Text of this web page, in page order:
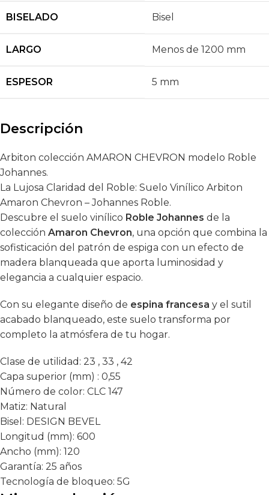
BISELADO Bisel
LARGO Menos de 1200 mm
ESPESOR 5 mm
Descripción
Arbiton colección AMARON CHEVRON modelo Roble
Johannes.
La Lujosa Claridad del Roble: Suelo Vinílico Arbiton
Amaron Chevron – Johannes Roble.
Descubre el suelo vinílico Roble Johannes de la
colección Amaron Chevron, una opción que combina la
sofisticación del patrón de espiga con un efecto de
madera blanqueada que aporta luminosidad y
elegancia a cualquier espacio.
Con su elegante diseño de espina francesa y el sutil
acabado blanqueado, este suelo transforma por
completo la atmósfera de tu hogar.
Clase de utilidad: 23 , 33 , 42
Capa superior (mm) : 0,55
Número de color: CLC 147
Matiz: Natural
Bisel: DESIGN BEVEL
Longitud (mm): 600
Ancho (mm): 120
Garantía: 25 años
Tecnología de bloqueo: 5G